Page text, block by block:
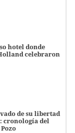
hotel donde
celebraron
de su libertad
cronología del